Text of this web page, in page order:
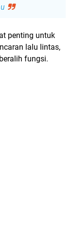
penting untuk
lalu lintas,
fungsi.